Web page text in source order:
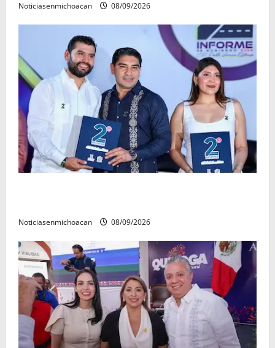
Noticiasenmichoacan 08/09/2026
Noticiasenmichoacan 08/09/2026